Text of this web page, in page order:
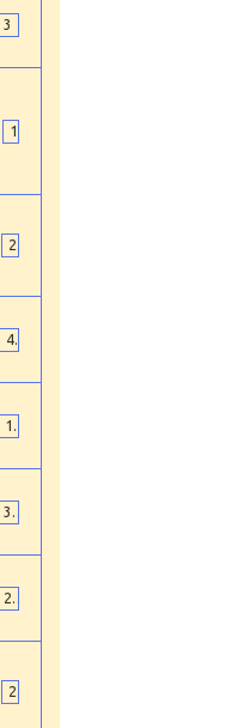
3
4
1
3
2